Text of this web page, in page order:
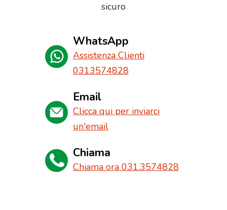
sicuro
WhatsApp
Assistenza Clienti
0313574828
Email
Clicca qui per inviarci
un'email
Chiama
Chiama ora 031.3574828